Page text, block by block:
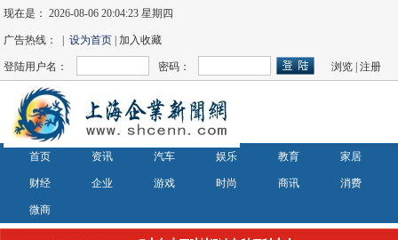
现在是：2026-08-06 20:04:23 星期四
广告热线： |设为首页 | 加入收藏
登陆用户名： 密码： 浏览 |注册
首页 资讯 汽车 娱乐 教育 家居
财经 企业 游戏 时尚 商讯 消费
微商